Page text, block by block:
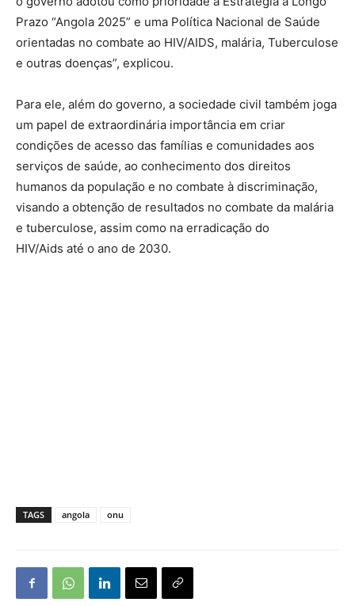
Prazo “Angola 2025” e uma Política Nacional de Saúde
orientadas no combate ao HIV/AIDS, malária, Tuberculose
e outras doenças”, explicou.
Para ele, além do governo, a sociedade civil também joga
um papel de extraordinária importância em criar
condições de acesso das famílias e comunidades aos
serviços de saúde, ao conhecimento dos direitos
humanos da população e no combate à discriminação,
visando a obtenção de resultados no combate da malária
e tuberculose, assim como na erradicação do
HIV/Aids até o ano de 2030.
TAGS angola onu